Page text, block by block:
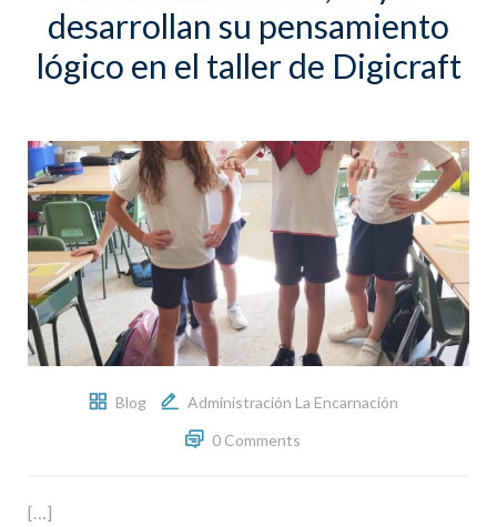
desarrollan su pensamiento
lógico en el taller de Digicraft
Blog
Administración La Encarnación
0 Comments
[…]